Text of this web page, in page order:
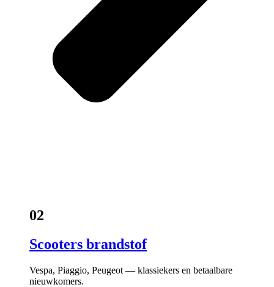
02
Scooters brandstof
Vespa, Piaggio, Peugeot — klassiekers en betaalbare
nieuwkomers.